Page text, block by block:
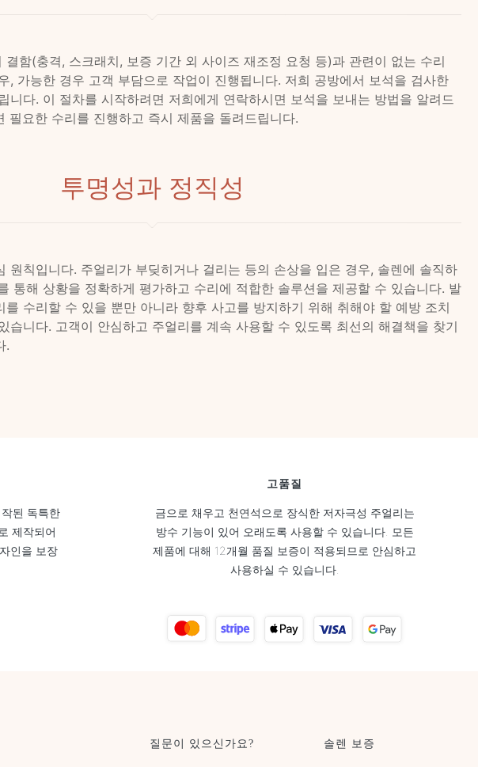
결함(충격, 스크래치, 보증 기간 외 사이즈 재조정 요청 등)과 관련이 없는 수리
, 가능한 경우 고객 부담으로 작업이 진행됩니다. 저희 공방에서 보석을 검사한
니다. 이 절차를 시작하려면 저희에게 연락하시면 보석을 보내는 방법을 알려드
필요한 수리를 진행하고 즉시 제품을 돌려드립니다.
투명성과 정직성
원칙입니다. 주얼리가 부딪히거나 걸리는 등의 손상을 입은 경우, 솔렌에 솔직하
통해 상황을 정확하게 평가하고 수리에 적합한 솔루션을 제공할 수 있습니다. 발
를 수리할 수 있을 뿐만 아니라 향후 사고를 방지하기 위해 취해야 할 예방 조치
습니다. 고객이 안심하고 주얼리를 계속 사용할 수 있도록 최선의 해결책을 찾기
.
된 독특한
제작되어
인을 보장
고품질
금으로 채우고 천연석으로 장식한 저자극성 주얼리는
방수 기능이 있어 오래도록 사용할 수 있습니다. 모든
제품에 대해 12개월 품질 보증이 적용되므로 안심하고
사용하실 수 있습니다.
질문이 있으신가요? 솔렌 보증